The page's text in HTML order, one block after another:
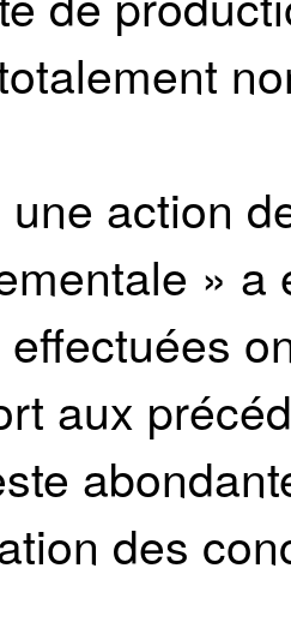
une action
» a
aux
des